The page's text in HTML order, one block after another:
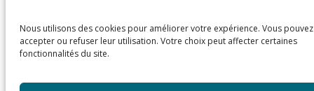
Nous utilisons des cookies pour améliorer votre expérience. Vous pouvez
accepter ou refuser leur utilisation. Votre choix peut affecter certaines
fonctionnalités du site.